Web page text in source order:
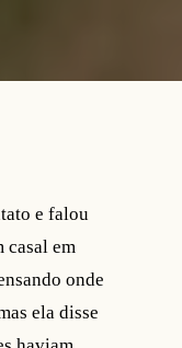
e falou
casal em
onde
ela disse